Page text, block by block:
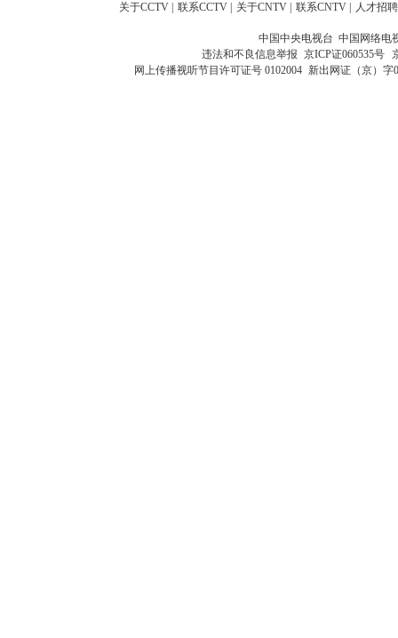
关于CCTV 联系CCTV 关于CNTV 联系CNTV 人才招聘
中国中央电视台 中国网络电
违法和不良信息举报 京ICP证060535号
网上传播视听节目许可证号 0102004 新出网证（京）